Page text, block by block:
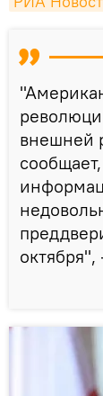
внешней